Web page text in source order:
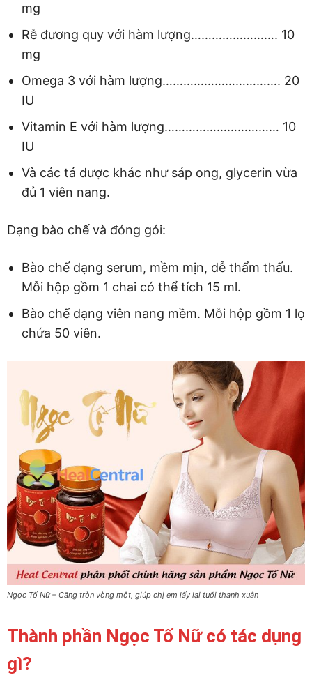
mg
Rễ đương quy với hàm lượng……………………. 10
mg
Omega 3 với hàm lượng……………………………. 20
IU
Vitamin E với hàm lượng…………………………… 10
IU
Và các tá dược khác như sáp ong, glycerin vừa
đủ 1 viên nang.
Dạng bào chế và đóng gói:
Bào chế dạng serum, mềm mịn, dễ thẩm thấu.
Mỗi hộp gồm 1 chai có thể tích 15 ml.
Bào chế dạng viên nang mềm. Mỗi hộp gồm 1 lọ
chứa 50 viên.
Ngọc Tố Nữ – Căng tròn vòng một, giúp chị em lấy lại tuổi thanh xuân
Thành phần Ngọc Tố Nữ có tác dụng
gì?